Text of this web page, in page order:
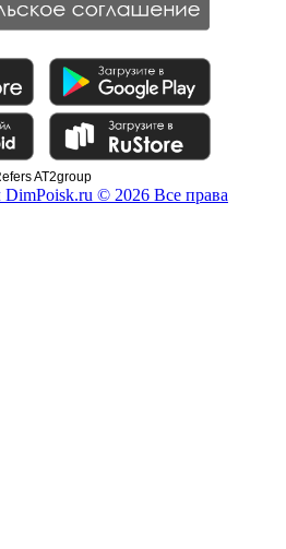
AT2group
© 2026 Все права